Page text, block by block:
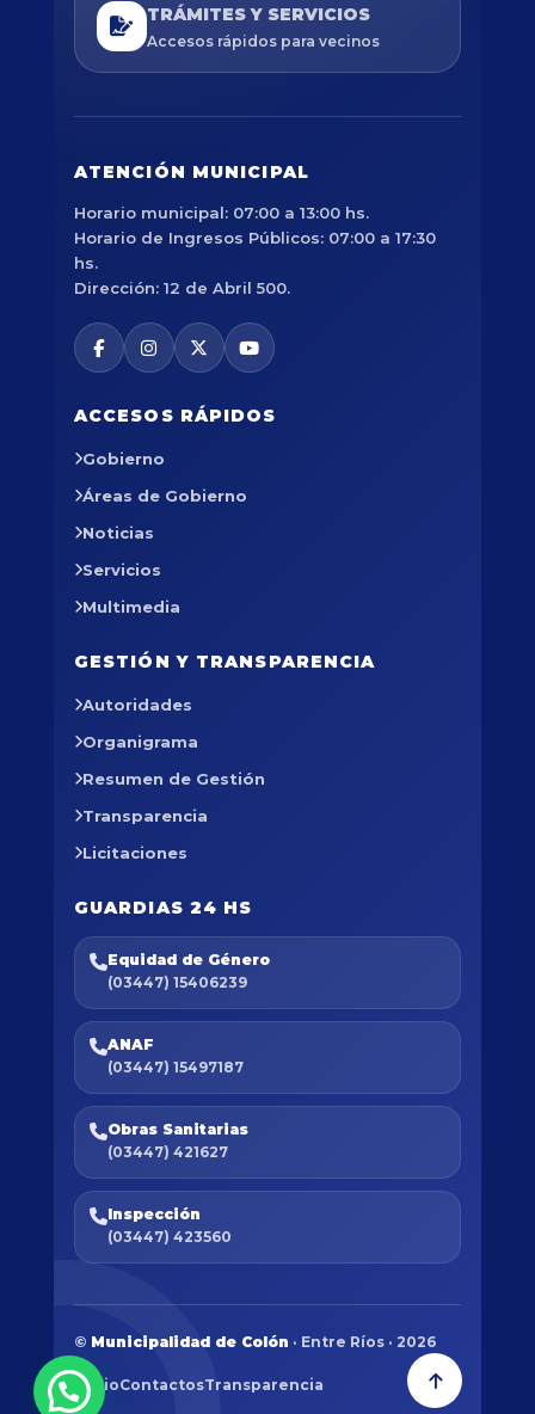
TRÁMITES Y SERVICIOS
Accesos rápidos para vecinos
ATENCIÓN MUNICIPAL
Horario municipal: 07:00 a 13:00 hs.
Horario de Ingresos Públicos: 07:00 a 17:30
hs.
Dirección: 12 de Abril 500.
ACCESOS RÁPIDOS
Gobierno
Áreas de Gobierno
Noticias
Servicios
Multimedia
GESTIÓN Y TRANSPARENCIA
Autoridades
Organigrama
Resumen de Gestión
Transparencia
Licitaciones
GUARDIAS 24 HS
Equidad de Género
(03447) 15406239
ANAF
(03447) 15497187
Obras Sanitarias
(03447) 421627
Inspección
(03447) 423560
© Municipalidad de Colón · Entre Ríos · 2026
InicioContactosTransparencia